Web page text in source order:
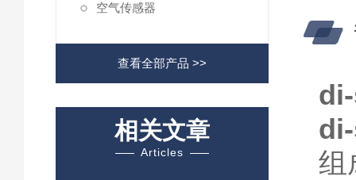
空气传感器
查看全部产品 >>
相关文章
Articles
组